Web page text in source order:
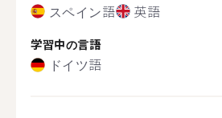
スペイン語 英語
学習中の言語
ドイツ語